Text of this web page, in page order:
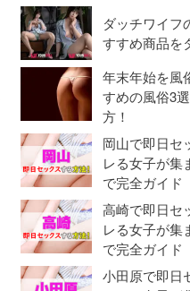
ダッチワイフ
すすめ商品を
年末年始を風
すめの風俗3
方！
岡山で即日セ
レる女子が集
で完全ガイド
高崎で即日セ
レる女子が集
で完全ガイド
小田原で即日